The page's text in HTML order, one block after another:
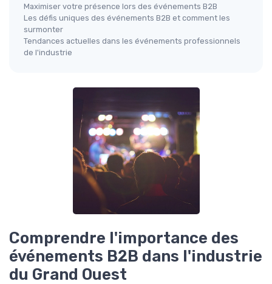
Maximiser votre présence lors des événements B2B
Les défis uniques des événements B2B et comment les
surmonter
Tendances actuelles dans les événements professionnels
de l'industrie
Comprendre l'importance des
événements B2B dans l'industrie
du Grand Ouest